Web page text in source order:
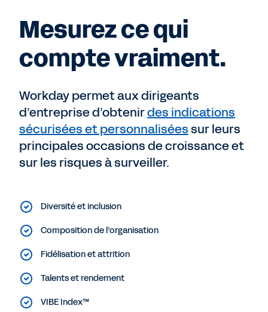
Mesurez ce qui
compte vraiment.
Workday permet aux dirigeants
d’entreprise d’obtenirdes indications
sécurisées et personnaliséessur leurs
principales occasions de croissance et
sur les risques à surveiller.
Diversité et inclusion
Composition de l’organisation
Fidélisation et attrition
Talents et rendement
VIBE Index™